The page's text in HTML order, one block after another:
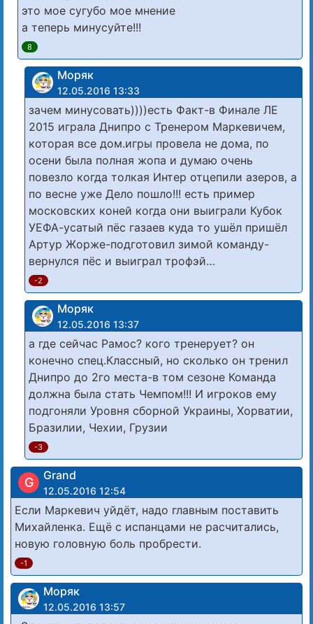
это мое сугубо мое мнение
а теперь минусуйте!!!
8
Моряк
12.05.2016 13:33
зачем минусовать))))есть Факт-в Финале ЛЕ
2015 играла Днипро с Тренером Маркевичем,
которая все дом.игры провела не дома, по
осени была полная жопа и думаю очень
повезло когда толкая Интер отцепили азеров, а
по весне уже Дело пошло!!! есть пример
московских коней когда они выиграли Кубок
УЕФА-усатый пёс газаев куда то ушёл пришёл
Артур Жорже-подготовил зимой команду-
вернулся пёс и выиграл трофэй…
-2
Моряк
12.05.2016 13:37
а где сейчас Рамос? кого тренерует? он
конечно спец.Классный, но сколько он тренил
Днипро до 2го места-в том сезоне Команда
должна была стать Чемпом!!! И игроков ему
подгоняли Уровня сборной Украины, Хорватии,
Бразилии, Чехии, Грузии
-3
G Grand
12.05.2016 12:54
Если Маркевич уйдёт, надо главным поставить
Михайленка. Ещё с испанцами не расчитались,
новую головную боль пробрести.
-1
Моряк
12.05.2016 13:57